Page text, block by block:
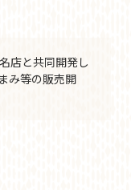
店と共同開発し
み等の販売開